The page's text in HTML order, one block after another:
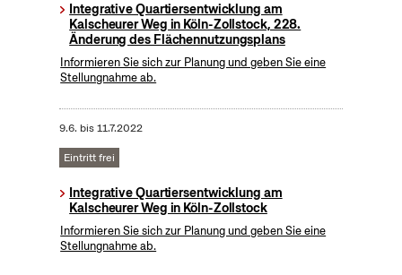
Integrative Quartiersentwicklung am
Kalscheurer Weg in Köln-Zollstock, 228.
Änderung des Flächennutzungsplans
Informieren Sie sich zur Planung und geben Sie eine
Stellungnahme ab.
9.6. bis11.7.2022
Eintritt frei
Integrative Quartiersentwicklung am
Kalscheurer Weg in Köln-Zollstock
Informieren Sie sich zur Planung und geben Sie eine
Stellungnahme ab.